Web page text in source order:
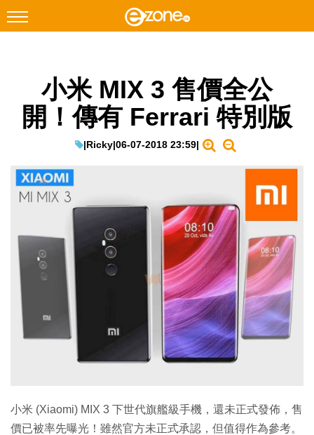
Facebook Instagram
科技焦點
遊戲動漫
教學評測
IT Times
生成式AI與雲端應用
Enterprise Digital Transformation
特集
小米 MIX 3 售價全公
開！傳有 Ferrari 特別版
|Ricky|06-07-2018 23:59|
小米 (Xiaomi) MIX 3 下世代旗艦級手機，還未正式發佈，售
價已被率先曝光！雖然官方未正式承認，但值得作為參考。